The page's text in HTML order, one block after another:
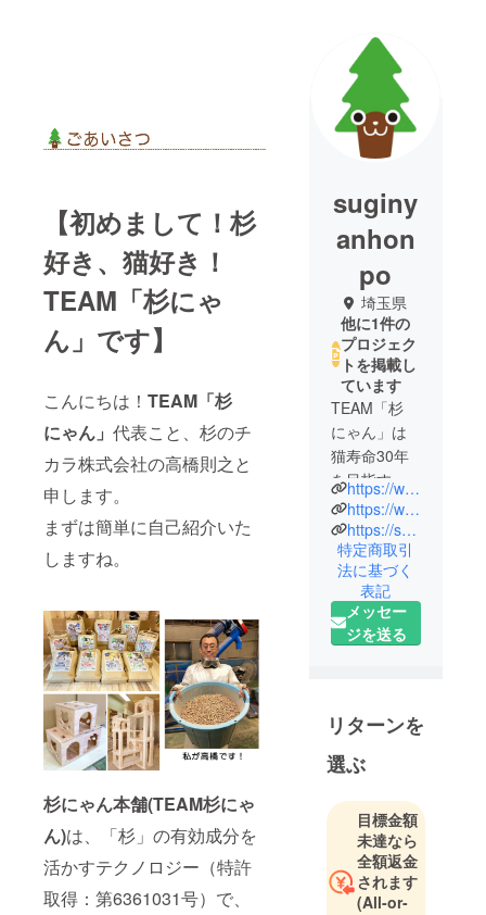
【初めまして！杉
好き、猫好き！
TEAM「杉にゃ
ん」です】
こんにちは！ TEAM「杉
にゃん」 代表こと、杉のチ
カラ株式会社の高橋則之と
申します。
まずは簡単に自己紹介いた
しますね。
杉にゃん本舗(TEAM杉にゃ
ん)は、「杉」の有効成分を
活かすテクノロジー（特許
取得：第6361031号）で、
suginy
anhon
po
埼玉県
他に1件の
プロジェク
トを掲載し
ています
TEAM「杉
にゃん」は
猫寿命30年
を目指す猫
用品メー
カーです。
「杉」の有
効成分を活
かすテクノ
ロジーで、
オーガニッ
開発し、さ
らにペット
と人の健康
守る製品を
日々開発し
ておりま
す。もちろ
ん素材は
https://www.instagram.com/suginyanhonpo/
https://www.pet-kagukagu.com/
https://suginochikara.co.jp/
特定商取引
法に基づく
表記
メッセー
ジを送る
リターンを
選ぶ
目標金額
未達なら
全額返金
されます
(All-or-